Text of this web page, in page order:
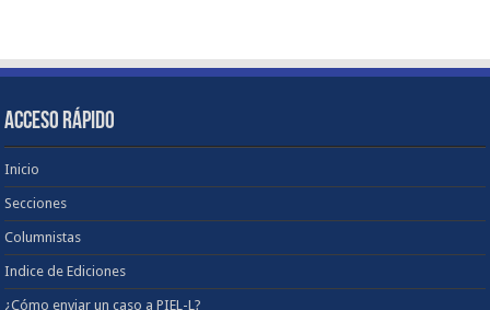
ACCESO RÁPIDO
Inicio
Secciones
Columnistas
Indice de Ediciones
¿Cómo enviar un caso a PIEL-L?